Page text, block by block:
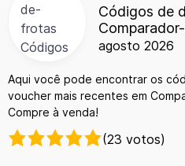
Códigos de
agosto 2026
Aqui você pode encontrar os
voucher mais recentes em
Compre à venda!
(23 votos)